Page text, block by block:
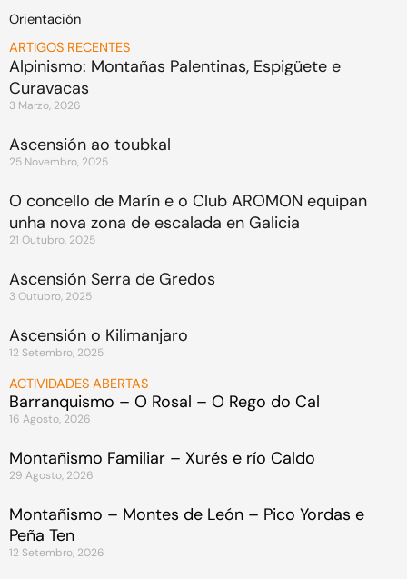
Orientación
ARTIGOS RECENTES
Alpinismo: Montañas Palentinas, Espigüete e
Curavacas
3 Marzo, 2026
Ascensión ao toubkal
25 Novembro, 2025
O concello de Marín e o Club AROMON equipan
unha nova zona de escalada en Galicia
21 Outubro, 2025
Ascensión Serra de Gredos
3 Outubro, 2025
Ascensión o Kilimanjaro
12 Setembro, 2025
ACTIVIDADES ABERTAS
Barranquismo – O Rosal – O Rego do Cal
16 Agosto, 2026
Montañismo Familiar – Xurés e río Caldo
29 Agosto, 2026
Montañismo – Montes de León – Pico Yordas e
Peña Ten
12 Setembro, 2026